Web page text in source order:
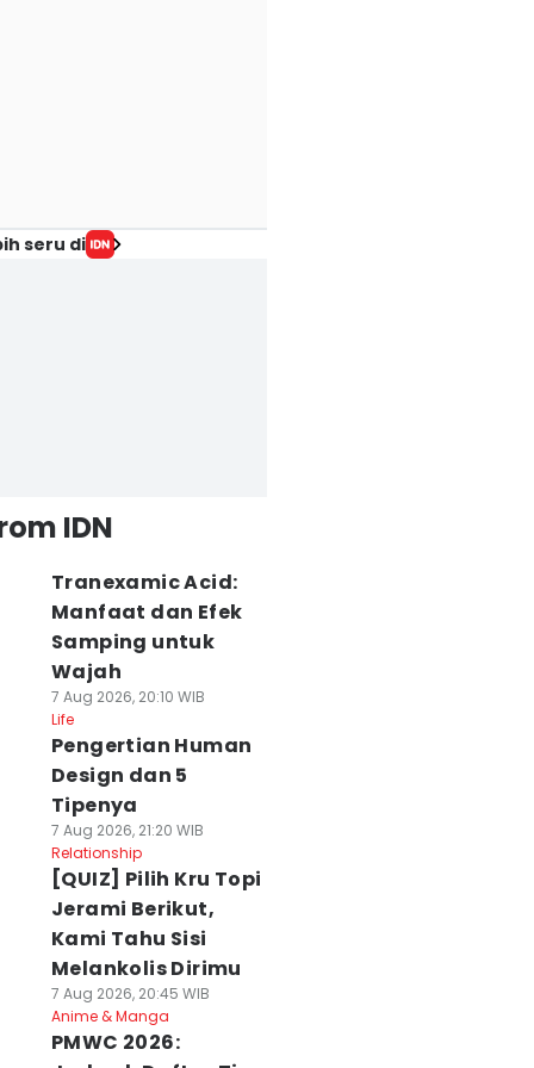
seru di
IDN
Tranexamic Acid:
Manfaat dan Efek
Samping untuk
Wajah
7 Aug 2026, 20:10 WIB
Life
Pengertian Human
Design dan 5
Tipenya
7 Aug 2026, 21:20 WIB
Relationship
[QUIZ] Pilih Kru Topi
Jerami Berikut,
Kami Tahu Sisi
Melankolis Dirimu
7 Aug 2026, 20:45 WIB
Anime & Manga
PMWC 2026: